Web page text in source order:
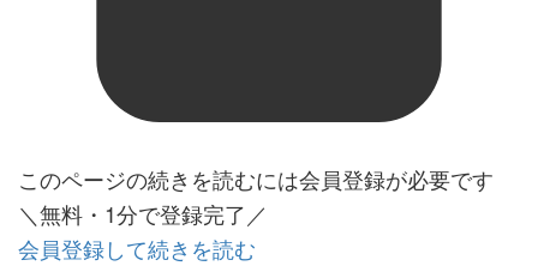
このページの続きを読むには会員登録が必要です
＼無料・1分で登録完了／
会員登録して続きを読む